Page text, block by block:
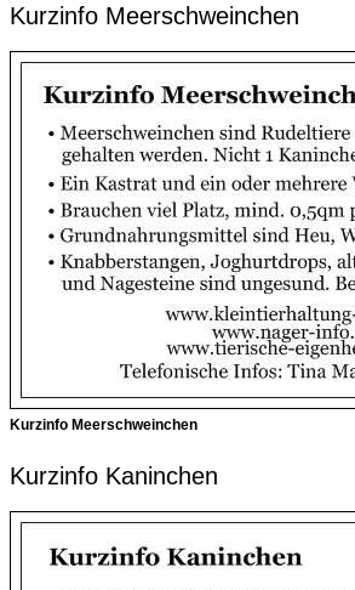
Kurzinfo Meerschweinchen
Kurzinfo Meerschweinchen
Kurzinfo Kaninchen